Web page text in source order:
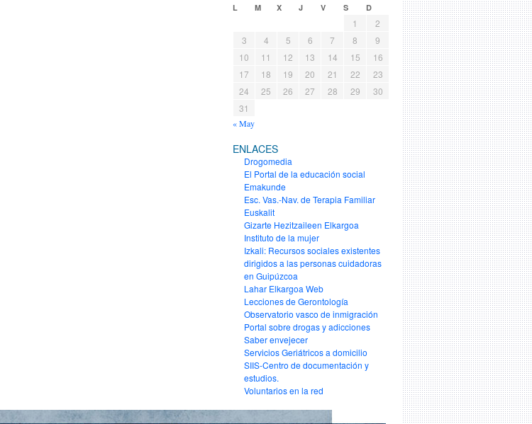
L M X J V S D
1
2
3
4 5 6 7 8
9
10
11 12 13 14 15
16
17
18 19 20 21 22
23
24
25 26 27 28 29
30
31
« May
ENLACES
Drogomedia
El Portal de la educación social
Emakunde
Esc. Vas.-Nav. de Terapia Familiar
Euskalit
Gizarte Hezitzaileen Elkargoa
Instituto de la mujer
Izkali: Recursos sociales existentes
dirigidos a las personas cuidadoras
en Guipúzcoa
Lahar Elkargoa Web
Lecciones de Gerontología
Observatorio vasco de inmigración
Portal sobre drogas y adicciones
Saber envejecer
Servicios Geriátricos a domicilio
SIIS-Centro de documentación y
estudios.
Voluntarios en la red